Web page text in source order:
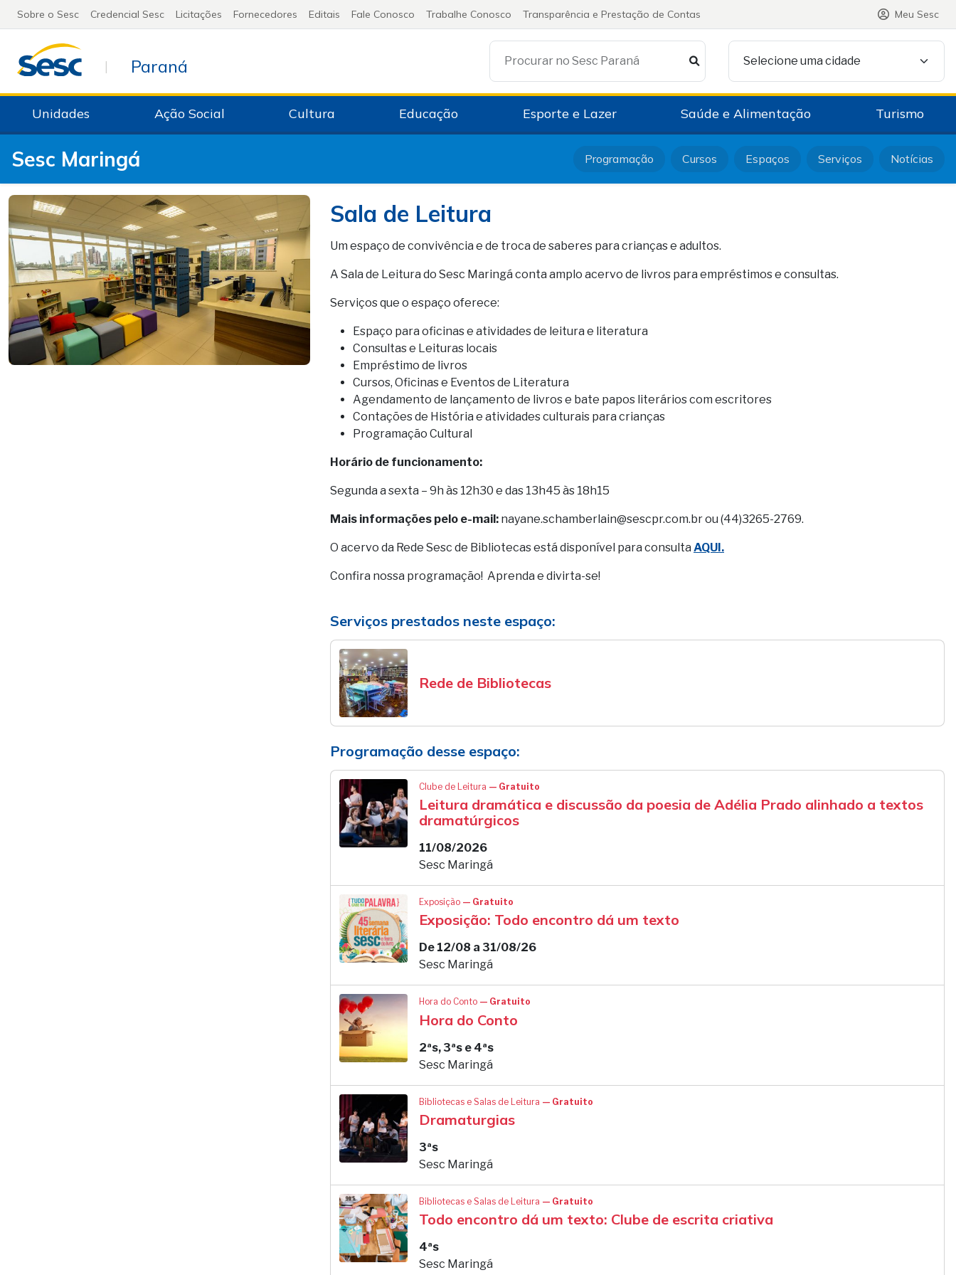
Sobre o Sesc Credencial Sesc Licitações Fornecedores Editais Fale Conosco Trabalhe Conosco Transparência e Prestação de Contas Meu Sesc
Paraná Procurar no Sesc Paraná Selecione uma cidade
Unidades Ação Social Cultura Educação Esporte e Lazer Saúde e Alimentação Turismo
Sesc Maringá Programação Cursos Espaços Serviços Notícias
Sala de Leitura
Um espaço de convivência e de troca de saberes para crianças e adultos.
A Sala de Leitura do Sesc Maringá conta amplo acervo de livros para empréstimos e consultas.
Serviços que o espaço oferece:
Espaço para oficinas e atividades de leitura e literatura
Consultas e Leituras locais
Empréstimo de livros
Cursos, Oficinas e Eventos de Literatura
Agendamento de lançamento de livros e bate papos literários com escritores
Contações de História e atividades culturais para crianças
Programação Cultural
Horário de funcionamento:
Segunda a sexta – 9h às 12h30 e das 13h45 às 18h15
Mais informações pelo e-mail: nayane.schamberlain@sescpr.com.br ou (44)3265-2769.
O acervo da Rede Sesc de Bibliotecas está disponível para consulta AQUI.
Confira nossa programação! Aprenda e divirta-se!
Serviços prestados neste espaço:
Rede de Bibliotecas
Programação desse espaço:
Clube de Leitura — Gratuito
Leitura dramática e discussão da poesia de Adélia Prado alinhado a textos
dramatúrgicos
11/08/2026
Sesc Maringá
Exposição — Gratuito
Exposição: Todo encontro dá um texto
De 12/08 a 31/08/26
Sesc Maringá
Hora do Conto — Gratuito
Hora do Conto
2ªs, 3ªs e 4ªs
Sesc Maringá
Bibliotecas e Salas de Leitura — Gratuito
Dramaturgias
3ªs
Sesc Maringá
Bibliotecas e Salas de Leitura — Gratuito
Todo encontro dá um texto: Clube de escrita criativa
4ªs
Sesc Maringá